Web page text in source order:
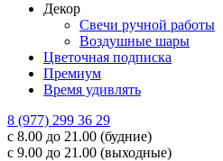
Декор
Свечи ручной работы
Воздушные шары
Цветочная подписка
Премиум
Время удивлять
8 (977) 299 36 29
с 8.00 до 21.00 (будние)
с 9.00 до 21.00 (выходные)